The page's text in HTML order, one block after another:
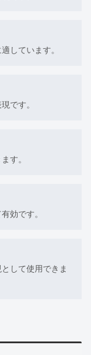
しています。
です。
す。
効です。
して使用できま